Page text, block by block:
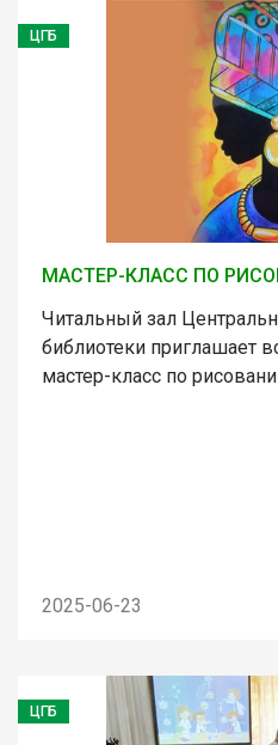
ЦГБ
МАСТЕР-КЛАСС ПО
Читальный зал
библиотеки приглашает
мастер-класс по
2025-06-23
ЦГБ